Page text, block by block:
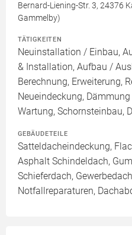
Bernard-Liening-Str. 3, 24376
Gammelby)
TÄTIGKEITEN
Neuinstallation / Einbau,
& Installation, Aufbau /
Berechnung, Erweiterung,
Neueindeckung,
Wartung, Schornsteinbau,
GEBÄUDETEILE
Satteldacheindeckung,
Asphalt Schindeldach,
Schieferdach,
Notfallreparaturen,